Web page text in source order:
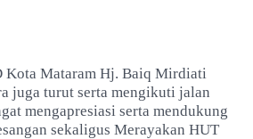
Kota Mataram Hj. Baiq Mirdiati
juga turut serta mengikuti jalan
mengapresiasi serta mendukung
sekaligus Merayakan HUT